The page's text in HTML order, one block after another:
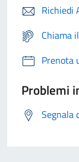
Richiedi
Chiama
Prenota
Problemi
Segnala